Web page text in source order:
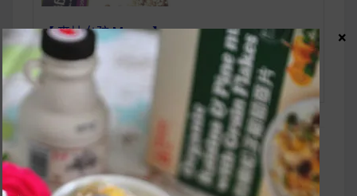
【 麥片女孩 Meow 】
Post 胡桃水果穀物麥
片 熱天的鮮甜選擇
文
【燕麥片食譜】 南
瓜彩蔬燕麥粥做法
×